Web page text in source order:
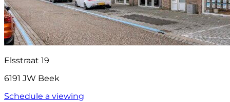
Elsstraat 19
6191 JW Beek
Schedule a viewing